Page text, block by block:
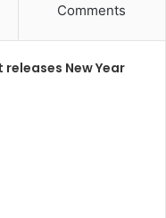
Comments
New Year